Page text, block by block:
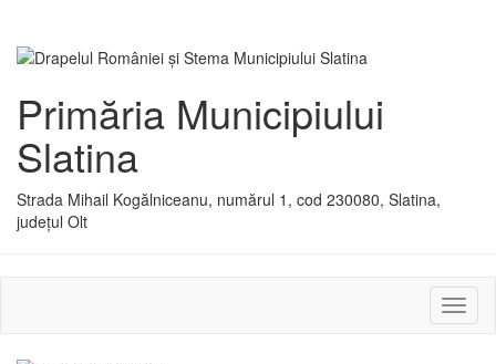
Primăria Municipiului
Slatina
Strada Mihail Kogălniceanu, numărul 1, cod 230080, Slatina,
județul Olt
sau